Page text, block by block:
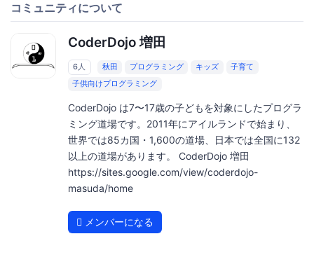
コミュニティについて
CoderDojo 増田
6人 秋田 プログラミング キッズ
子育て
子供向けプログラミング
CoderDojo は7〜17歳の子どもを対象にしたプログラ
ミング道場です。2011年にアイルランドで始まり、
世界では85カ国・1,600の道場、日本では全国に132
以上の道場があります。 CoderDojo 増田
https://sites.google.com/view/coderdojo-
masuda/home
メンバーになる